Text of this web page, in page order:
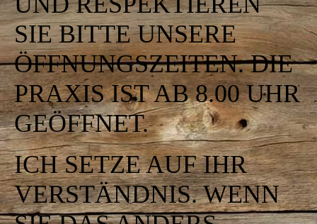
SIE BITTE UNSERE
ÖFFNUNGSZEITEN. DIE
PRAXIS IST AB 8.00 UHR
GEÖFFNET.
ICH SETZE AUF IHR
VERSTÄNDNIS. WENN